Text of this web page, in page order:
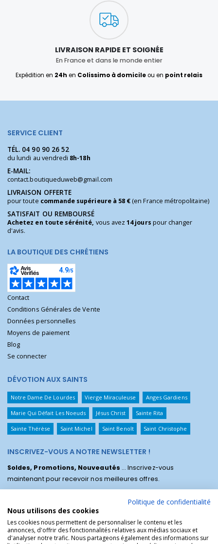
LIVRAISON RAPIDE ET SOIGNÉE
En France et dans le monde entier
Expédition en 24h en Colissimo à domicileou en point relais
SERVICE CLIENT
TÉL. 04 90 90 26 52
du lundi au vendredi 8h-18h
E-MAIL:
contact.boutiqueduweb@gmail.com
LIVRAISON OFFERTE
pour toute commande supérieure à 58 €(en France métropolitaine)
SATISFAIT OU REMBOURSÉ
Achetez en toute sérénité, vous avez14 jours pour changer
d'avis.
LA BOUTIQUE DES CHRÉTIENS
Contact
Conditions Générales de Vente
Données personnelles
Moyens de paiement
Blog
Se connecter
DÉVOTION AUX SAINTS
Notre Dame De Lourdes Vierge Miraculeuse Anges Gardiens
Marie Qui Défait Les Noeuds Jésus Christ Sainte Rita
Sainte Thérèse Saint Michel Saint Benoît Saint Christophe
INSCRIVEZ-VOUS A NOTRE NEWSLETTER !
Soldes, Promotions, Nouveautés ... Inscrivez-vous
maintenant pour recevoir nos meilleures offres.
Politique de confidentialité
Nous utilisons des cookies
Les cookies nous permettent de personnaliser le contenu et les
annonces, d'offrir des fonctionnalités relatives aux médias sociaux et
d'analyser notre trafic. Nous partageons également des informations sur